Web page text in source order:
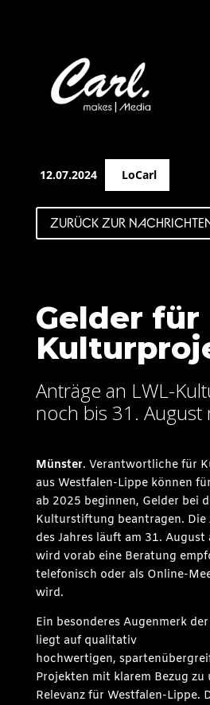
12.07.2024 LoCarl
ZURÜCK ZUR
Gelder für
Anträge an LWL-
noch bis 31. August
Münster. Verantwortliche für
aus Westfalen-Lippe können
ab 2025 beginnen, Gelder bei
Kulturstiftung beantragen.
des Jahres läuft am 31.
wird vorab eine Beratung
telefonisch oder als Online-
wird.
Ein besonderes Augenmerk
liegt auf qualitativ
hochwertigen,
Projekten mit klarem Bezug
Relevanz für Westfalen-Lippe.